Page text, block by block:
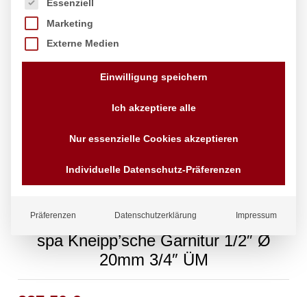
spa Kneipp’sche Garnitur 1/2″ Ø
20mm 3/4″ ÜM
Essenziell
Marketing
Externe Medien
Einwilligung speichern
Ich akzeptiere alle
Nur essenzielle Cookies akzeptieren
Individuelle Datenschutz-Präferenzen
Präferenzen Datenschutzerklärung Impressum